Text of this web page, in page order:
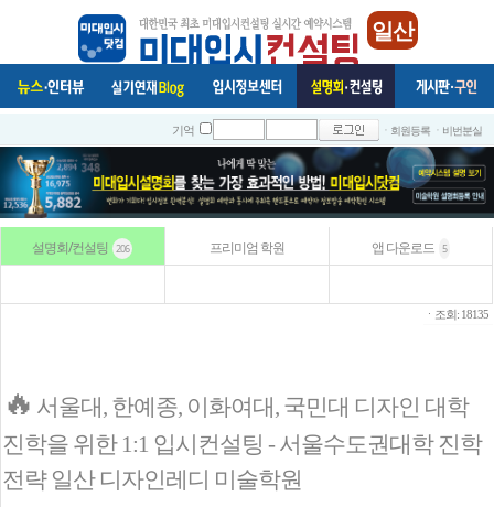
일산
기억 ㆍ회원등록 ㆍ비번분실
설명회/컨설팅 206 프리미엄 학원 앱 다운로드 5
ㆍ조회: 18135
🔥 서울대, 한예종, 이화여대, 국민대 디자인 대학
진학을 위한 1:1 입시컨설팅 - 서울수도권대학 진학
전략 일산 디자인레디 미술학원